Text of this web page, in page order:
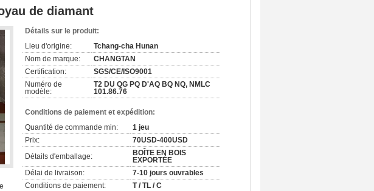
de diamant
Détails sur le produit:
Lieu d'origine:
Tchang-cha Hunan
Nom de marque:
CHANGTAN
Certification:
SGS/CE/ISO9001
Numéro de
modèle:
T2 DU QG PQ D'AQ BQ NQ, NMLC
101.86.76
Conditions de paiement et expédition:
Quantité de commande min:
1 jeu
Prix:
70USD-400USD
Détails d'emballage:
BOÎTE EN BOIS
EXPORTÉE
Délai de livraison:
7-10 jours ouvrables
Conditions de paiement:
T / TL / C